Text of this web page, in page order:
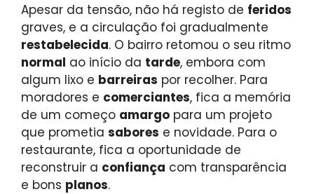
Apesar da tensão, não há registo de feridos
graves, e a circulação foi gradualmente
restabelecida. O bairro retomou o seu ritmo
normal ao início da tarde, embora com
algum lixo e barreiras por recolher. Para
moradores e comerciantes, fica a memória
de um começo amargo para um projeto
que prometia sabores e novidade. Para o
restaurante, fica a oportunidade de
reconstruir a confiança com transparência
e bons planos.